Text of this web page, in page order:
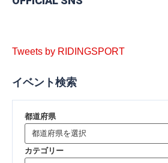
Tweets by RIDINGSPORT
イベント検索
都道府県
カテゴリー